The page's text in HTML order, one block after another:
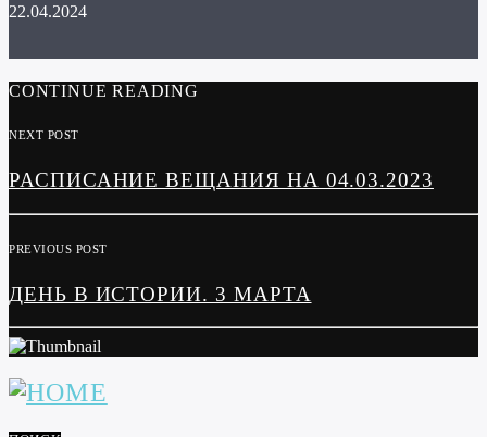
22.04.2024
CONTINUE READING
NEXT POST
РАСПИСАНИЕ ВЕЩАНИЯ НА 04.03.2023
PREVIOUS POST
ДЕНЬ В ИСТОРИИ. 3 МАРТА